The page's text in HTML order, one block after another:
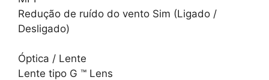
Redução de ruído do vento Sim (Ligado /
Desligado)
Óptica / Lente
Lente tipo G ™ Lens